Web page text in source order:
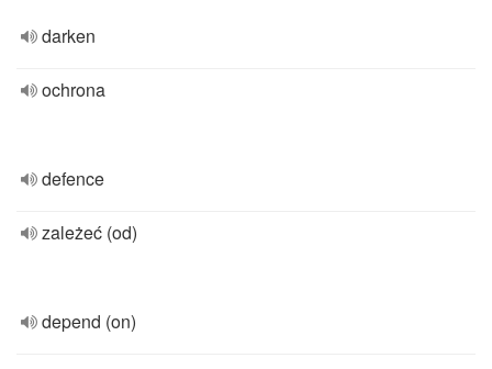
darken
ochrona
defence
zależeć (od)
depend (on)